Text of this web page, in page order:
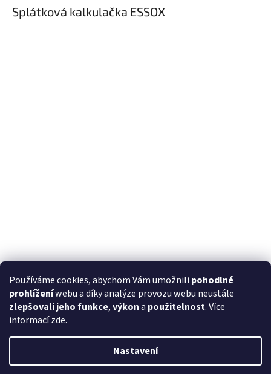
Používáme cookies, abychom Vám umožnili pohodlné
prohlíženíwebu a díky analýze provozu webu neustále
zlepšovali jeho funkce,výkona použitelnost. Více
informacízde.
Nastavení
Splátková kalkulačka ESSOX